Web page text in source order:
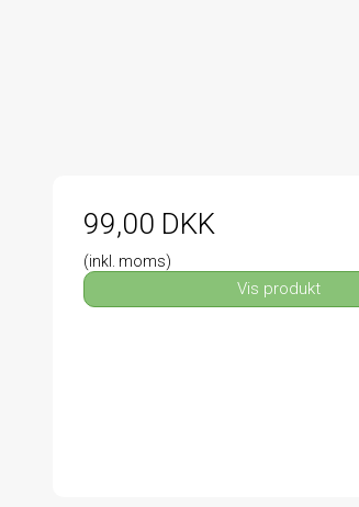
99,00 DKK
(inkl. moms)
Vis produkt